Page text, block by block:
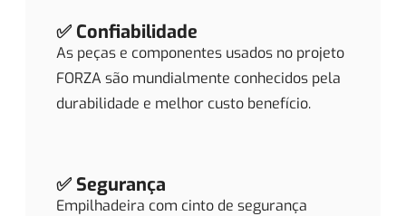
✅ Confiabilidade
As peças e componentes usados no projeto
FORZA são mundialmente conhecidos pela
durabilidade e melhor custo benefício.
✅ Segurança
Empilhadeira com cinto de segurança